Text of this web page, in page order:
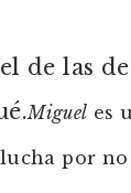
de las
Miguel es
por no